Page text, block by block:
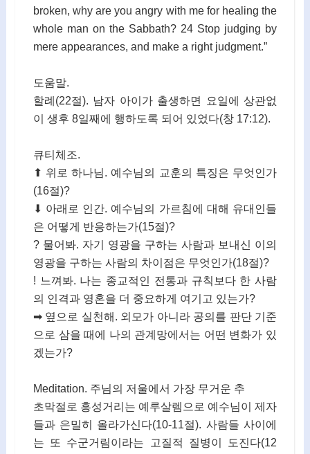
broken, why are you angry with me for healing the
whole man on the Sabbath? 24 Stop judging by
mere appearances, and make a right judgment.”
도움말.
할례(22절). 남자 아이가 출생하면 요일에 상관없
이 생후 8일째에 행하도록 되어 있었다(창 17:12).
큐티체조.
⬆ 위로 하나님. 예수님의 교훈의 특징은 무엇인가
(16절)?
⬇ 아래로 인간. 예수님의 가르침에 대해 유대인들
은 어떻게 반응하는가(15절)?
? 물어봐. 자기 영광을 구하는 사람과 보내신 이의
영광을 구하는 사람의 차이점은 무엇인가(18절)?
! 느껴봐. 나는 종교적인 전통과 규칙보다 한 사람
의 인격과 영혼을 더 중요하게 여기고 있는가?
➡ 옆으로 실천해. 외모가 아니라 공의를 판단 기준
으로 삼을 때에 나의 관계망에서는 어떤 변화가 있
겠는가?
Meditation. 주님의 저울에서 가장 무거운 추
초막절로 흥성거리는 예루살렘으로 예수님이 제자
들과 은밀히 올라가신다(10-11절). 사람들 사이에
는 또 수군거림이라는 고질적 질병이 도진다(12